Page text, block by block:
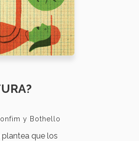
y Bothello
plantea que los